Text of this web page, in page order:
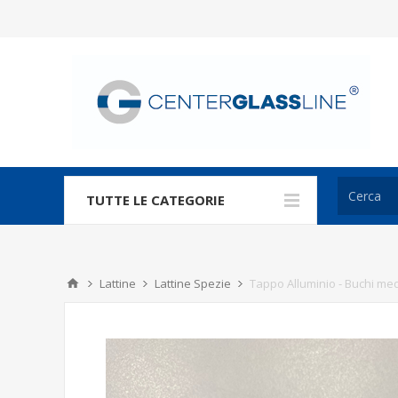
TUTTE LE CATEGORIE
Lattine Lattine Spezie Tappo Alluminio - Buchi